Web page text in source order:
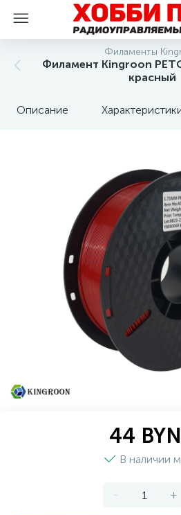
Филаменты
Филамент Kingroon
красный
Описание
44 BYN
В наличии
- +